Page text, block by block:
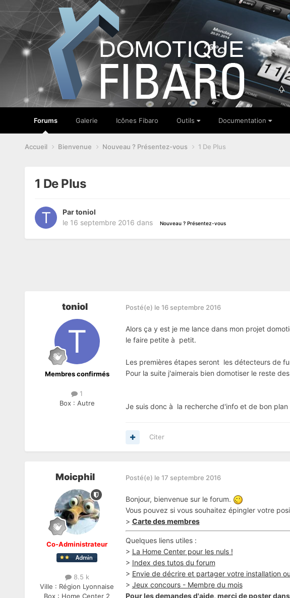
Forums Galerie Icônes Fibaro Outils Documentation
Accueil Bienvenue Nouveau ? Présentez-vous 1 De Plus
1 De Plus
Partoniol
le 16 septembre 2016 dans Nouveau ? Présentez-vous
toniol
Membres confirmés
1
Box : Autre
Posté(e) le 16 septembre 2016
Alors ça y est je me lance dans mon projet
le faire petite à petit.
Les premières étapes seront les détecteurs de
Pour la suite j'aimerais bien domotiser le reste
Je suis donc à la recherche d'info et de bon plan
Citer
Moicphil
Co-Administrateur
8.5 k
Ville : Région Lyonnaise
Box : Home Center 2
Posté(e) le 17 septembre 2016
Bonjour, bienvenue sur le forum.
Vous pouvez si vous souhaitez épingler votre
> Carte des membres
Quelques liens utiles :
> La Home Center pour les nuls !
> Index des tutos du forum
> Envie de décrire et partager votre installation
> Jeux concours - Membre du mois
Pour les demandes d'aide, merci de poster